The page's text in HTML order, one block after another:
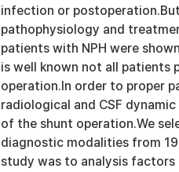
infection or
pathophysiology and
patients with NPH were
is well known not all patients
operation.In order to proper
radiological and CSF
of the shunt operation.We
diagnostic modalities from
study was to analysis factors